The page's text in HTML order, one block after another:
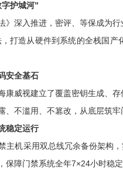
护城河”
深入推进，密评、等保成为行
打造从硬件到系统的全栈国
安全基石
威视建立了覆盖密钥生成、存
不滥用、不篡改，从底层筑牢
稳定运行
机采用双总线冗余备份架构，
障门禁系统全年7×24小时稳